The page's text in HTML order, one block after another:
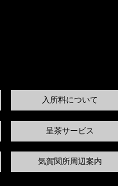
入所料について
呈茶サービス
気賀関所周辺案内